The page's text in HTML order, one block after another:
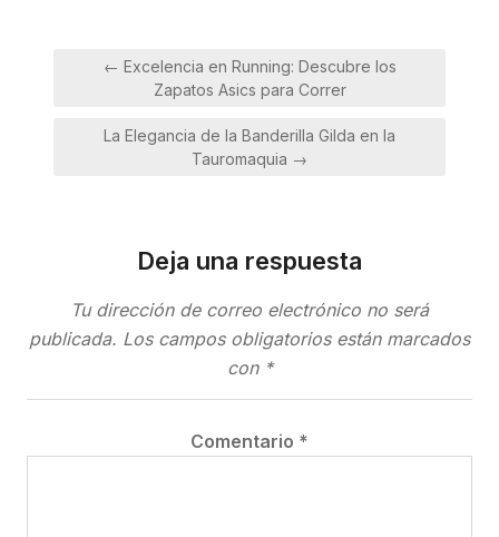
Navegación
← Excelencia en Running: Descubre los
Zapatos Asics para Correr
La Elegancia de la Banderilla Gilda en la
Tauromaquia →
Deja una respuesta
Tu dirección de correo electrónico no será
publicada. Los campos obligatorios están marcados
con *
Comentario *